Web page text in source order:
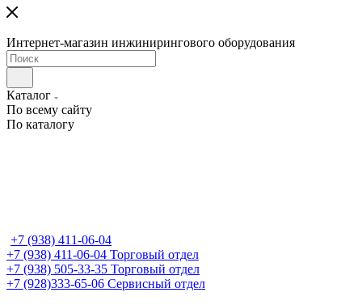
Интернет-магазин инжинирингового оборудования
Каталог
По всему сайту
По каталогу
+7 (938) 411-06-04
+7 (938) 411-06-04 Торговый отдел
+7 (938) 505-33-35 Торговый отдел
+7 (928)333-65-06 Сервисный отдел